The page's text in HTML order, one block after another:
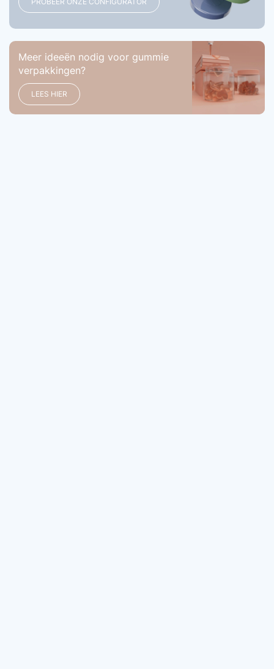
Meer ideeën nodig voor gummie
verpakkingen?
LEES HIER